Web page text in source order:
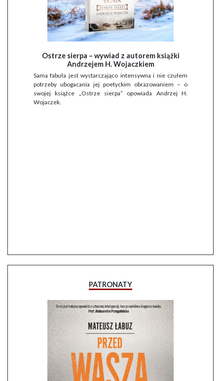
Ostrze sierpa – wywiad z autorem książki
Andrzejem H. Wojaczkiem
Sama fabuła jest wystarczająco intensywna i nie czułem
potrzeby ubogacania jej poetyckim obrazowaniem – o
swojej książce „Ostrze sierpa” opowiada Andrzej H.
Wojaczek.
PATRONATY